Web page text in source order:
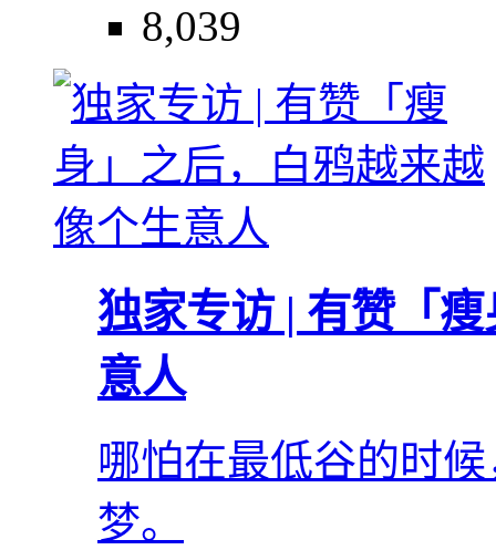
8,039
独家专访 | 有赞「
意人
哪怕在最低谷的时
梦。